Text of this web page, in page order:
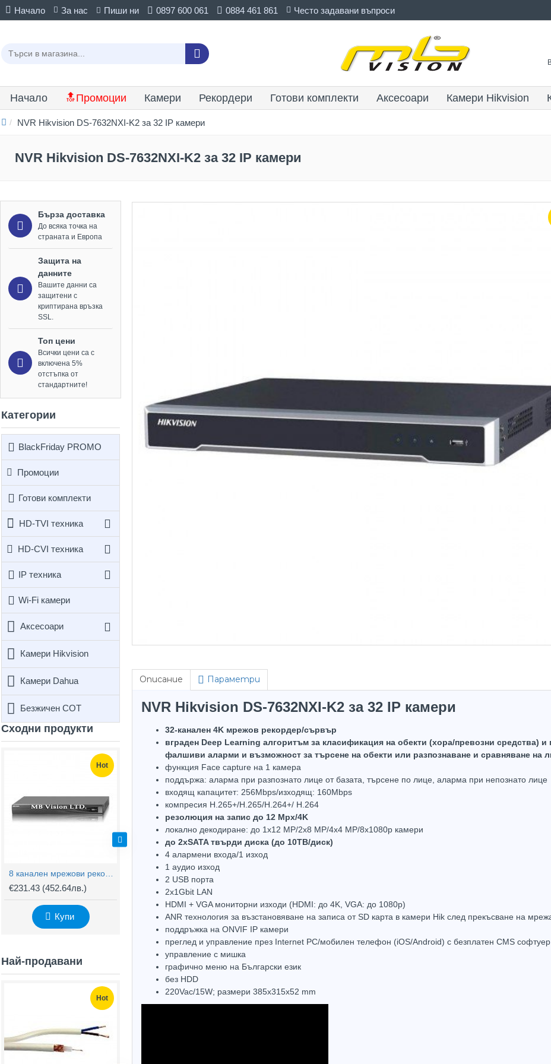
Начало За нас Пиши ни 0897 600 061 0884 461 861 Често задавани въпроси
Начало 🔝Промоции Камери Рекордери Готови комплекти Аксесоари Камери Hikvision
NVR Hikvision DS-7632NXI-K2 за 32 IP камери
NVR Hikvision DS-7632NXI-K2 за 32 IP камери
Бърза доставка
До всяка точка на
страната и Европа
Защита на
данните
Вашите данни са
защитени с
криптирана връзка
SSL.
Топ цени
Всички цени са с
включена 5%
отстъпка от
стандартните!
Категории
BlackFriday PROMO
Промоции
Готови комплекти
HD-TVI техника
HD-CVI техника
IP техника
Wi-Fi камери
Аксесоари
Камери Hikvision
Камери Dahua
Безжичен СОТ
Сходни продукти
Hot
€231.43 (452.64лв.)
Купи
Hot
Top Brand
€181.27(354.54лв.)
Купи
Top Brand
Купи
Hot
Top Brand
Купи
Най-продавани
Hot
Описание Параметри
NVR Hikvision DS-7632NXI-K2 за 32 IP камери
32-канален 4K мрежов рекордер/сървър
вграден Deep Learning алгоритъм за класификация на обекти (хора/превозни средства)
фалшиви аларми и възможност за търсене на обекти или разпознаване и сравняване на
функция Face capture на 1 камера
поддържа: аларма при разпознато лице от базата, търсене по лице, аларма при непознато лице
входящ капацитет: 256Mbps/изходящ: 160Mbps
компресия H.265+/H.265/H.264+/ H.264
резолюция на запис до 12 Mpx/4K
локално декодиране: до 1x12 MP/2x8 MP/4x4 MP/8x1080p камери
до 2хSATA твърди диска (до 10ТВ/диск)
4 алармени входа/1 изход
1 аудио изход
2 USB порта
2х1Gbit LAN
HDMI + VGA мониторни изходи (HDMI: до 4K, VGA: до 1080р)
ANR технология за възстановяване на записа от SD карта в камери Hik след прекъсване на
поддръжка на ONVIF IP камери
преглед и управление през Internet PC/мобилен телефон (iOS/Android) с безплатен CMS
управлeние с мишка
графично меню на Български език
без HDD
220Vac/15W; размери 385х315х52 mm